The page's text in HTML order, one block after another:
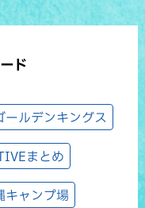
ド
ールデンキングス
まとめ
キャンプ場